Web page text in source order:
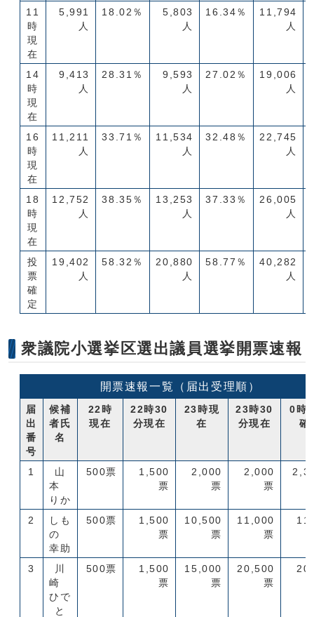
11
時
現
在
5,991
人
18.02％
5,803
人
16.34％
11,794
人
14
時
現
在
9,413
人
28.31％
9,593
人
27.02％
19,006
人
16
時
現
在
11,211
人
33.71％
11,534
人
32.48％
22,745
人
18
時
現
在
12,752
人
38.35％
13,253
人
37.33％
26,005
人
投
票
確
定
19,402
人
58.32％
20,880
人
58.77％
40,282
人
衆議院小選挙区選出議員選挙開票速報
開票速報一覧（届出受理順）
届
出
番
号
候補
者氏
名
22時
現在
22時30
分現在
23時現
在
23時30
分現在
0時
確
1
山
本
りか
500票
1,500
票
2,000
票
2,000
票
2
しも
の
幸助
500票
1,500
票
10,500
票
11,000
票
3
川
崎
ひで
と
500票
1,500
票
15,000
票
20,500
票